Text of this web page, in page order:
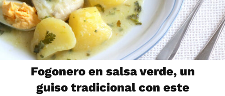
Fogonero en salsa verde, un
guiso tradicional con este